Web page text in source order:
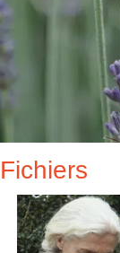
Fichiers